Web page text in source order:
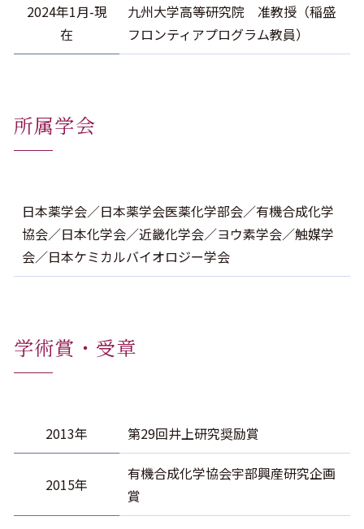
2024年1月-現
在
九州大学高等研究院 准教授（稲盛
フロンティアプログラム教員）
所属学会
日本薬学会／日本薬学会医薬化学部会／有機合成化学
協会／日本化学会／近畿化学会／ヨウ素学会／触媒学
会／日本ケミカルバイオロジー学会
学術賞・受章
2013年 第29回井上研究奨励賞
2015年
有機合成化学協会宇部興産研究企画
賞